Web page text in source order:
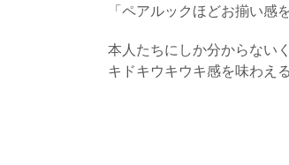
「ペアルックほどお揃い感
本人たちにしか分からない
キドキウキウキ感を味わえ